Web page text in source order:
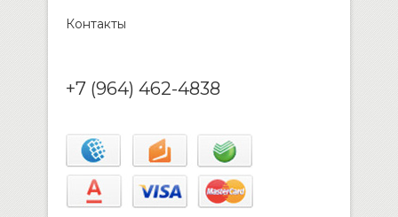
Контакты
+7 (964) 462-4838